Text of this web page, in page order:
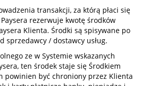
transakcji, za którą płaci się
rezerwuje kwotę środków
Klienta. Środki są spisywane po
sprzedawcy / dostawcy usług.
ze w Systemie wskazanych
ten środek staje się Środkiem
powinien być chroniony przez Klienta